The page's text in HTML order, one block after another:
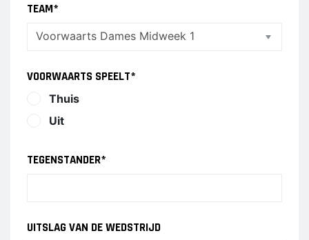
RECREANTEN
Dames Midweek 1
TEAM*
VOORWAARTS SPEELT*
Thuis
Uit
TEGENSTANDER*
UITSLAG VAN DE WEDSTRIJD